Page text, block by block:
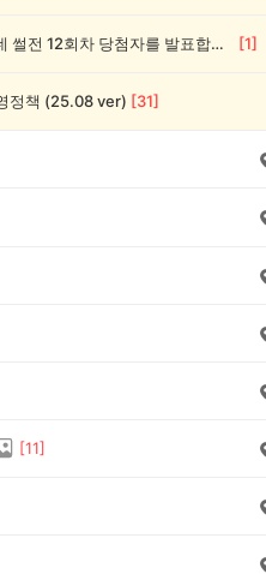
💰[당첨자 발표] 우리 동네 썰전 12회차 당첨자를 발표합니다! [1]
정책 (25.08 ver) [31]
[11]